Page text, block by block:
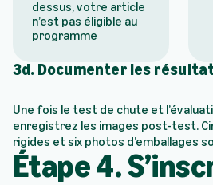
dessus, votre article
n’est pas éligible au
programme
3d. Documenter les
Une fois le test de chute et
enregistrez les images post-test.
rigides et six photos d’emballages
Étape 4.